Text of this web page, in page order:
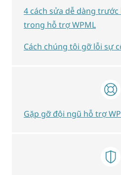
4 cách sửa dễ dàng
trong hỗ trợ WPML
Cách chúng tôi gỡ lỗi sự
Gặp gỡ đội ngũ hỗ trợ